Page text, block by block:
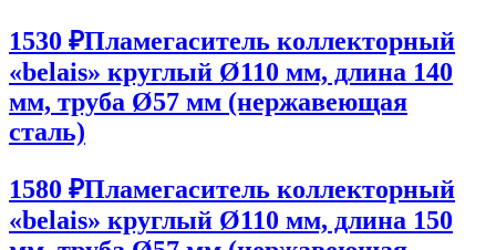
1530 ₽Пламегаситель коллекторный
«belais» круглый Ø110 мм, длина 140
мм, труба Ø57 мм (нержавеющая
сталь)
1580 ₽Пламегаситель коллекторный
«belais» круглый Ø110 мм, длина 150